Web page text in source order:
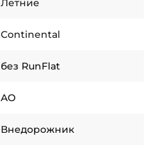
Летние
Continental
без RunFlat
AO
Внедорожник